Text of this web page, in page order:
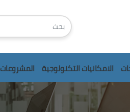
الامكانيات التكنولوجية المشروعات